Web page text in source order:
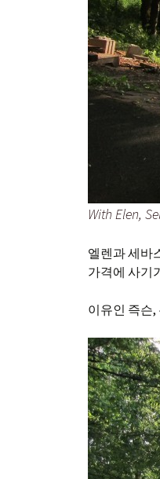
With Elen,
엘렌과 세바
가격에 사기
이유인 즉슨,